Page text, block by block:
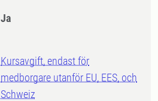
Ja
Kursavgift, endast för
medborgare utanför EU, EES, och
Schweiz